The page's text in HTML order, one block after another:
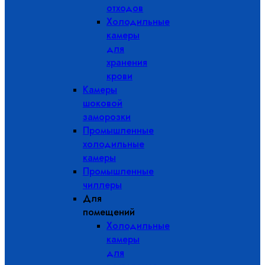
отходов
Холодильные
камеры
для
хранения
крови
Камеры
шоковой
заморозки
Промышленные
холодильные
камеры
Промышленные
чиллеры
Для
помещений
Холодильные
камеры
для